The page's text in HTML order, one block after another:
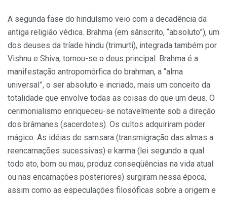
A segunda fase do hinduísmo veio com a decadência da
antiga religião védica. Brahma (em sânscrito, “absoluto”), um
dos deuses da tríade hindu (trimurti), integrada também por
Vishnu e Shiva, tornou-se o deus principal. Brahma é a
manifestação antropomórfica do brahman, a “alma
universal”, o ser absoluto e incriado, mais um conceito da
totalidade que envolve todas as coisas do que um deus. O
cerimonialismo enriqueceu-se notavelmente sob a direção
dos brâmanes (sacerdotes). Os cultos adquiriram poder
mágico. As idéias de samsara (transmigração das almas a
reencarnações sucessivas) e karma (lei segundo a qual
todo ato, bom ou mau, produz conseqüências na vida atual
ou nas encarnações posteriores) surgiram nessa época,
assim como as especulações filosóficas sobre a origem e